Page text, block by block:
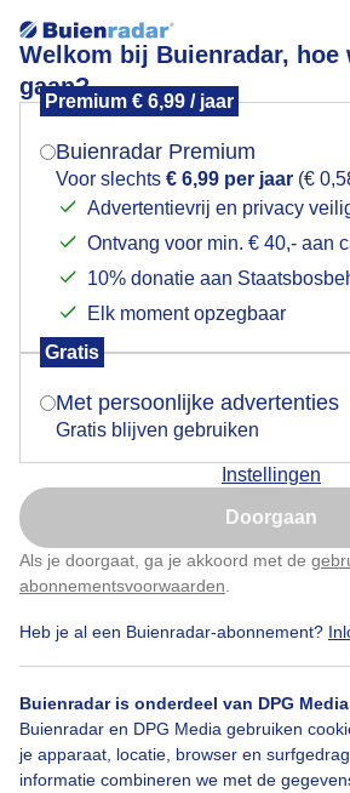
Welkom bij Buienradar, hoe
gaan?
Premium € 6,99 / jaar
Buienradar Premium
Voor slechts € 6,99 per jaar (€
Advertentievrij en privacy
Ontvang voor min. € 40,- aan
10% donatie aan
Elk moment opzegbaar
Gratis
Met persoonlijke advertenties
Gratis blijven gebruiken
Instellingen
Doorgaan
Als je doorgaat, ga je akkoord met de
abonnementsvoorwaarden
Heb je al een Buienradar-abonnement?
Buienradar is onderdeel van DPG
Buienradar en DPG Media gebruiken
je apparaat, locatie, browser en
informatie combineren we met de
Zon, drukkend en 31 graden met
onweersbui in Breda.
Door: Henk Voermans Gemaakt: 19-07-
Bekijk slideshow
Mogen we je locatie
Indien je hier nog geen akkoord
verschijnt er zo een pop-up uit
Is goed, toon de
Nu niet, misschien
Klik hierom dit aan te